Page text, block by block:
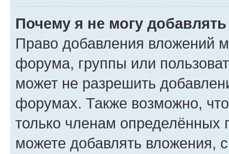
Почему я не могу
Право добавления вложений
форума, группы или
может не разрешить
форумах. Также возможно,
только членам определённых
можете добавлять вложения,